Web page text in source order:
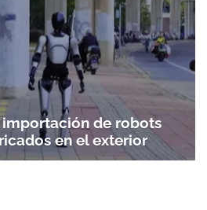
importación de robots
en el exterior